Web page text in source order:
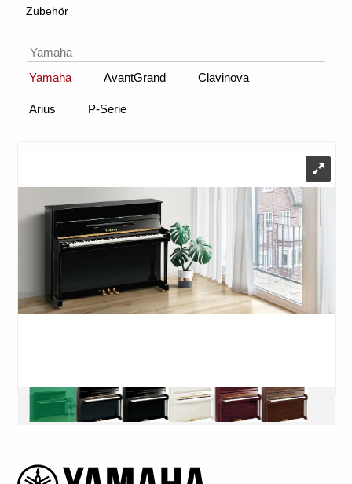
Zubehör
Yamaha
Yamaha
AvantGrand Clavinova
Arius P-Serie